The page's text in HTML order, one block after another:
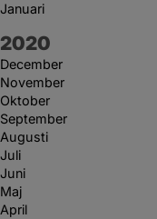
Januari
År:
2020
December
November
Oktober
September
Augusti
Juli
Juni
Maj
April